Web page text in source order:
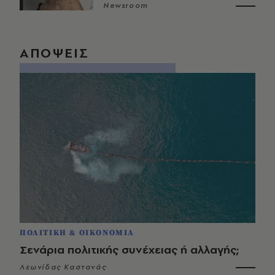
Newsroom
ΑΠΟΨΕΙΣ
ΠΟΛΙΤΙΚΗ & ΟΙΚΟΝΟΜΙΑ
Σενάρια πολιτικής συνέχειας ή αλλαγής;
Λεωνίδας Καστανάς